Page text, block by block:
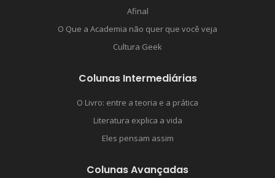
Afinal
O Que a Academia não quer que você veja
Cultura Geek
Colunas Intermediárias
O Livro: entre a teoria e a prática
Literatura explica a vida
Eles pensam assim
Colunas Avançadas